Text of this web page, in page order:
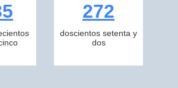
272
doscientos setenta y
dos